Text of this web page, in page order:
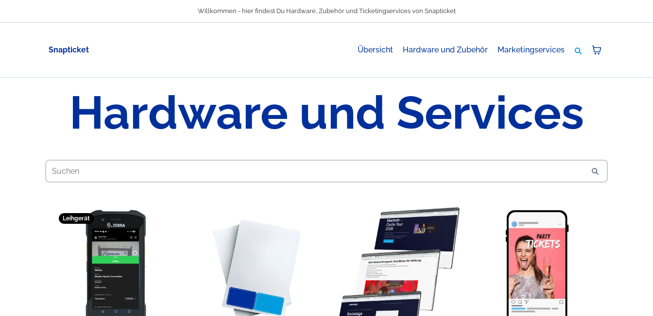
Willkommen - hier findest Du Hardware, Zubehör und Ticketingservices von Snapticket
Snapticket Übersicht Hardware und Zubehör Marketingservices
Hardware und Services
Leihgerät